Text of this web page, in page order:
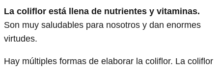
La coliflor está llena de nutrientes y vitaminas.
Son muy saludables para nosotros y dan enormes
virtudes.
Hay múltiples formas de elaborar la coliflor. La coliflor